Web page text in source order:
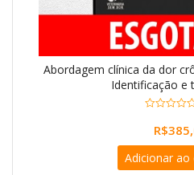
Abordagem clínica da dor
Identificação e
t
o
f
R$
Adicionar ao